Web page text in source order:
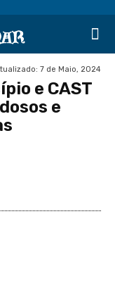
7 de Maio, 2024
e CAST
e